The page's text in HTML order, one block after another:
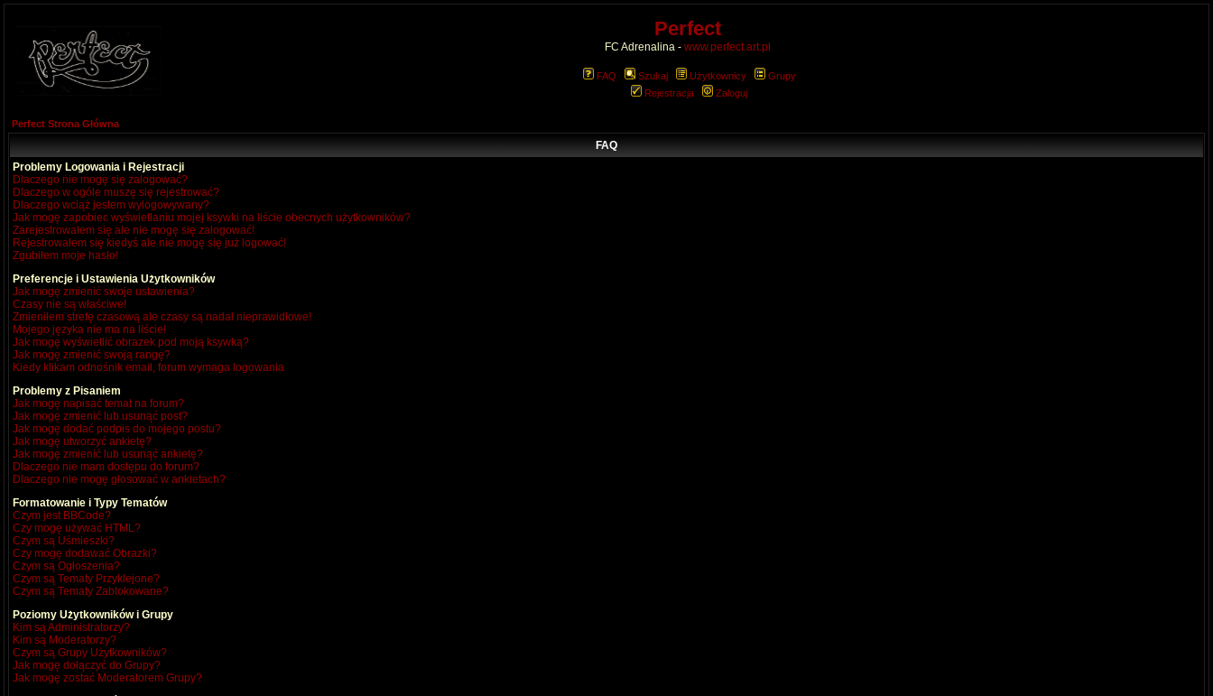
Perfect
FC Adrenalina - www.perfect.art.pl
FAQ Szukaj Użytkownicy
Grupy
Rejestracja
Zaloguj
Perfect Strona Główna
FAQ
Problemy Logowania i Rejestracji
Dlaczego nie mogę się zalogować?
Dlaczego w ogóle muszę się rejestrować?
Dlaczego wciąż jestem wylogowywany?
Jak mogę zapobiec wyświetlaniu mojej ksywki na liście obecnych użytkowników?
Zarejestrowałem się ale nie mogę się zalogować!
Rejestrowałem się kiedyś ale nie mogę się już logować!
Zgubiłem moje hasło!
Preferencje i Ustawienia Użytkowników
Jak mogę zmienić swoje ustawienia?
Czasy nie są właściwe!
Zmieniłem strefę czasową ale czasy są nadal nieprawidłowe!
Mojego języka nie ma na liście!
Jak mogę wyświetlić obrazek pod moją ksywką?
Jak mogę zmienić swoją rangę?
Kiedy klikam odnośnik email, forum wymaga logowania
Problemy z Pisaniem
Jak mogę napisać temat na forum?
Jak mogę zmienić lub usunąć post?
Jak mogę dodać podpis do mojego postu?
Jak mogę utworzyć ankietę?
Jak mogę zmienić lub usunąć ankietę?
Dlaczego nie mam dostępu do forum?
Dlaczego nie mogę głosować w ankietach?
Formatowanie i Typy Tematów
Czym jest BBCode?
Czy mogę używać HTML?
Czym są Uśmieszki?
Czy mogę dodawać Obrazki?
Czym są Ogłoszenia?
Czym są Tematy Przyklejone?
Czym są Tematy Zablokowane?
Poziomy Użytkowników i Grupy
Kim są Administratorzy?
Kim są Moderatorzy?
Czym są Grupy Użytkowników?
Jak mogę dołączyć do Grupy?
Jak mogę zostać Moderatorem Grupy?